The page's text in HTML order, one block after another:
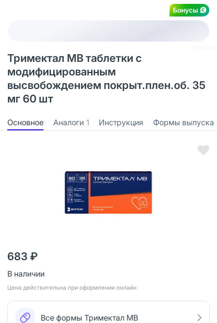
Бонусы
Тримектал МВ таблетки с
модифицированным
высвобождением покрыт.плен.об. 35
мг 60 шт
Основное Аналоги 1 Инструкция Формы выпуска
683 ₽
В наличии
Цена действительна при оформлении онлайн
Все формы Тримектал МВ